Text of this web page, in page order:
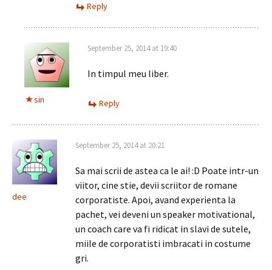
Reply
sin
September 25, 2014 at 19:40
In timpul meu liber.
Reply
dee
September 25, 2014 at 20:21
Sa mai scrii de astea ca le ai! :D Poate intr-un
viitor, cine stie, devii scriitor de romane
corporatiste. Apoi, avand experienta la
pachet, vei deveni un speaker motivational,
un coach care va fi ridicat in slavi de sutele,
miile de corporatisti imbracati in costume
gri.